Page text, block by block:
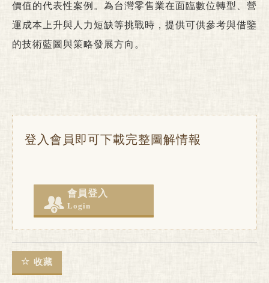
價值的代表性案例。為台灣零售業在面臨數位轉型、營
運成本上升與人力短缺等挑戰時，提供可供參考與借鑒
的技術藍圖與策略發展方向。
登入會員即可下載完整圖解情報
會員登入
Login
收藏